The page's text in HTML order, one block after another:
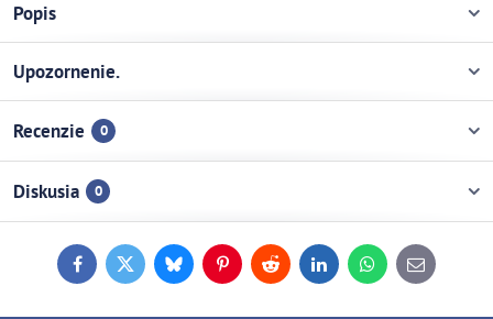
Popis
Upozornenie.
Recenzie 0
Diskusia 0
FacebookTwitterBlueskyPinterestReddit LinkedInWhatsApp
E-
mail